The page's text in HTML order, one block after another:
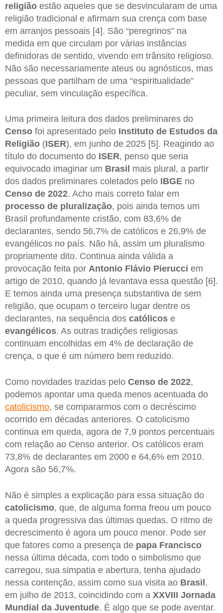
religião estão aqueles que se desvincularam de uma
religião tradicional e afirmam sua crença com base
em arranjos pessoais [4]. São “peregrinos” na
medida em que circulam por várias instâncias
definidoras de sentido, vivendo em trânsito religioso.
Não são necessariamente ateus ou agnósticos, mas
pessoas que partilham de uma “espiritualidade”
peculiar, sem vinculação específica.
Uma primeira leitura dos dados preliminares do
Censo foi apresentado pelo Instituto de Estudos da
Religião (ISER), em junho de 2025 [5]. Reagindo ao
título do documento do ISER, penso que seria
equivocado imaginar um Brasil mais plural, a partir
dos dados preliminares coletados pelo IBGE no
Censo de 2022. Acho mais correto falar em
processo de pluralização, pois ainda temos um
Brasil profundamente cristão, com 83,6% de
declarantes, sendo 56,7% de católicos e 26,9% de
evangélicos no país. Não há, assim um pluralismo
propriamente dito. Continua ainda válida a
provocação feita por Antonio Flávio Pierucci em
artigo de 2010, quando já levantava essa questão [6].
E temos ainda uma presença substantiva de sem
religião, que ocupam o terceiro lugar dentre os
declarantes, na sequência dos católicos e
evangélicos. As outras tradições religiosas
continuam encolhidas em 4% de declaração de
crença, o que é um número bem reduzido.
Como novidades trazidas pelo Censo de 2022,
podemos apontar uma queda menos acentuada do
catolicismo, se compararmos com o decréscimo
ocorrido em décadas anteriores. O catolicismo
continua em queda, agora de 7,9 pontos percentuais
com relação ao Censo anterior. Os católicos eram
73,8% de declarantes em 2000 e 64,6% em 2010.
Agora são 56,7%.
Não é simples a explicação para essa situação do
catolicismo, que, de alguma forma freou um pouco
a queda progressiva das últimas quedas. O ritmo de
decrescimento é agora um pouco menor. Pode ser
que fatores como a presença de papa Francisco
nessa última década, com todo o simbolismo que
carregou, sua simpatia e abertura, tenha ajudado
nessa contenção, assim como sua visita ao Brasil,
em julho de 2013, coincidindo com a XXVIII Jornada
Mundial da Juventude. É algo que se pode aventar.